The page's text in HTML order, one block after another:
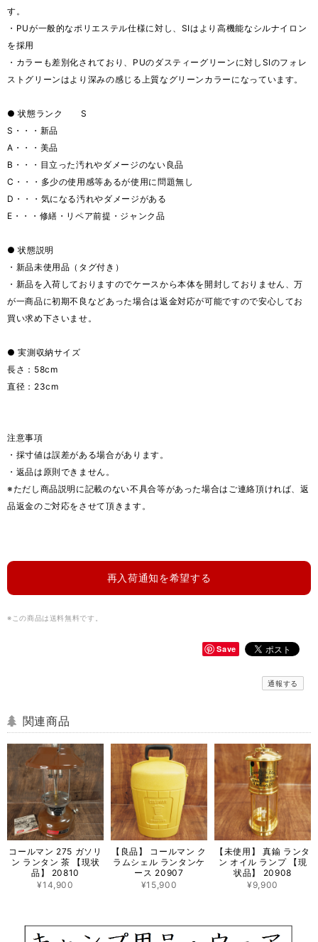
す。
・PUが一般的なポリエステル仕様に対し、SIはより高機能なシルナイロン
を採用
・カラーも差別化されており、PUのダスティーグリーンに対しSIのフォレ
ストグリーンはより深みの感じる上質なグリーンカラーになっています。
● 状態ランク S
S・・・新品
A・・・美品
B・・・目立った汚れやダメージのない良品
C・・・多少の使用感等あるが使用に問題無し
D・・・気になる汚れやダメージがある
E・・・修繕・リペア前提・ジャンク品
● 状態説明
・新品未使用品（タグ付き）
・新品を入荷しておりますのでケースから本体を開封しておりません、万
が一商品に初期不良などあった場合は返金対応が可能ですので安心してお
買い求め下さいませ。
● 実測収納サイズ
長さ：58cm
直径：23cm
注意事項
・採寸値は誤差がある場合があります。
・返品は原則できません。
※ただし商品説明に記載のない不具合等があった場合はご連絡頂ければ、返
品返金のご対応をさせて頂きます。
再入荷通知を希望する
※この商品は 送料無料です。
Save
通報する
関連商品
コールマン 275 ガソリ
ン ランタン 茶 【現状
品】 20810
¥14,900
【良品】 コールマン ク
ラムシェル ランタンケ
ース 20907
¥15,900
【未使用】 真鍮 ランタ
ン オイル ランプ 【現
状品】 20908
¥9,900